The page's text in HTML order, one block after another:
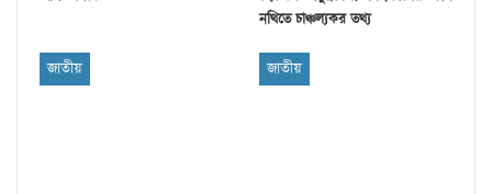
নথিতে চাঞ্চল্যকর তথ্য
জাতীয় জাতীয়